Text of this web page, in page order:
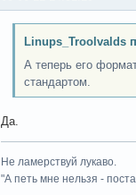
Linups_Troolvalds
А теперь его
стандартом.
Да.
Не ламерствуй лукаво.
"А петь мне нельзя -